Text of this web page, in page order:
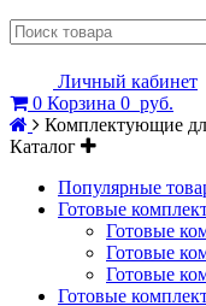
Личный кабинет
0 Корзина 0 руб.
Комплектующие
Каталог
Популярные
Готовые
Готовые
Готовые
Готовые
Готовые